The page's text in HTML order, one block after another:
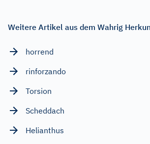
Weitere Artikel aus dem Wahrig
horrend
rinforzando
Torsion
Scheddach
Helianthus